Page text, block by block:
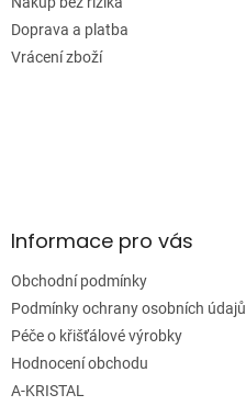
Doprava a platba
Vrácení zboží
Informace pro vás
Obchodní podmínky
Podmínky ochrany osobních údajů
Péče o křišťálové výrobky
Hodnocení obchodu
A-KRISTAL